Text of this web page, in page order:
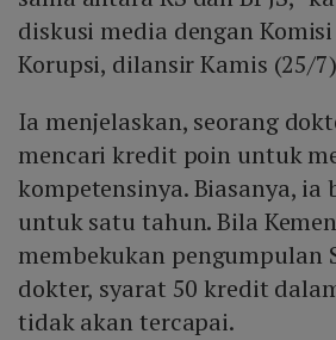
diskusi media dengan
Korupsi, dilansir Kamis (25/
Ia menjelaskan, seorang
mencari kredit poin untuk
kompetensinya. Biasanya,
untuk satu tahun. Bila
membekukan pengumpulan
dokter, syarat 50 kredit
tidak akan tercapai.